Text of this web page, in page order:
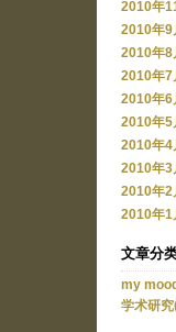
2010年
2010年9
2010年8
2010年7
2010年6
2010年5
2010年4
2010年3
2010年2
2010年1
文章分
my mood
学术研